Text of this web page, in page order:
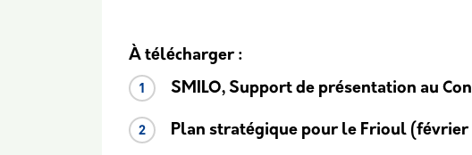
Body
À télécharger :
SMILO, Support de présentation au
Plan stratégique pour le Frioul (février